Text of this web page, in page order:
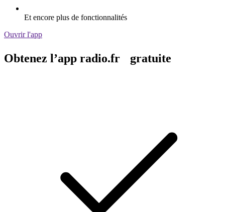
Et encore plus de fonctionnalités
Ouvrir l'app
Obtenez l’app radio.fr gratuite